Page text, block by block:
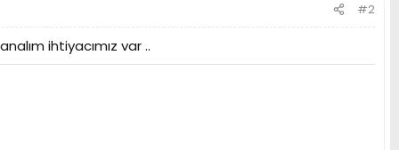
#2
ihtiyacımız var ..